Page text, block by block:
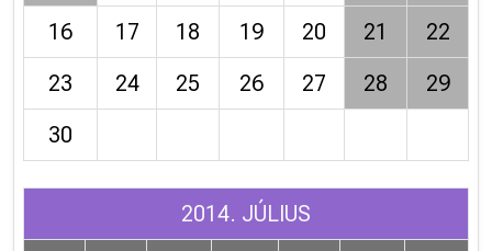
16
17 18 19 20 21
22
23
24 25 26 27 28
29
30
2014. JÚLIUS